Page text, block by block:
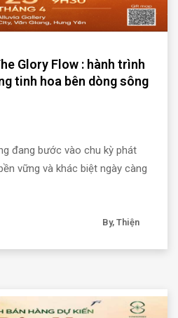
Glory Flow : hành trình
tinh hoa bên dòng sông
đang bước vào chu kỳ phát
vững và khác biệt ngày càng
By, Thiện